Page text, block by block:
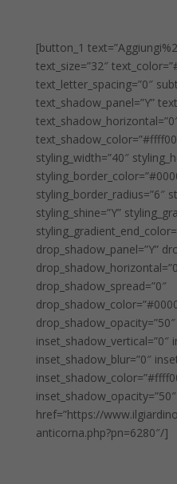
[button_1
text_size=”32″
text_letter_spacing=”0″
text_shadow_panel=”Y”
styling_width=”40″
styling_border_radius=”6″
styling_shine=”Y”
drop_shadow_panel=”Y”
drop_shadow_spread=”0″
inset_shadow_vertical=”0″
inset_shadow_blur=”0″
href=”https://
anticorna.php?pn=6280″/]